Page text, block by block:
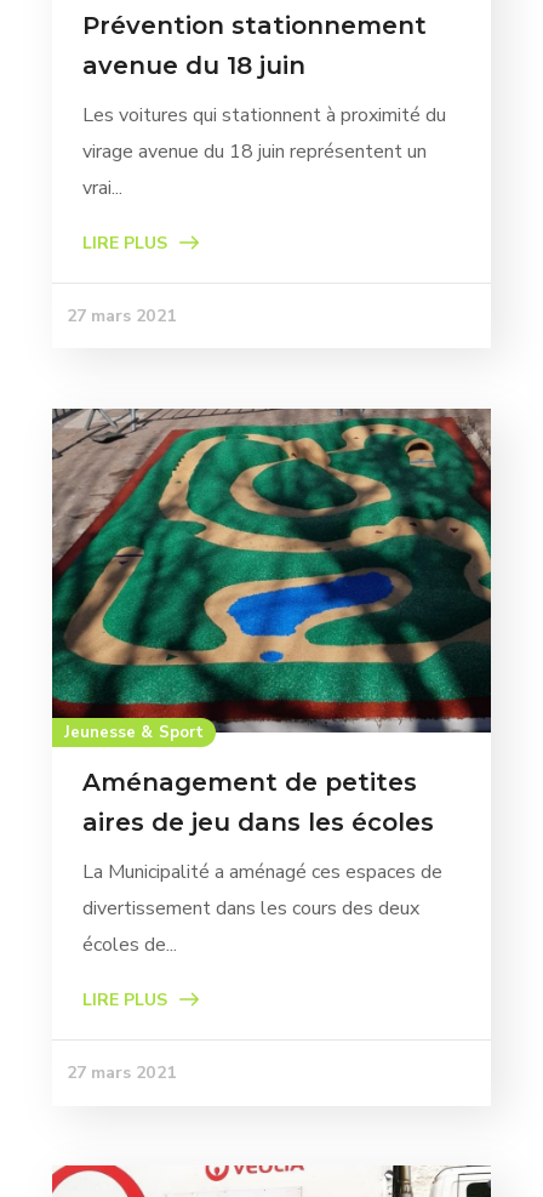
Prévention stationnement
avenue du 18 juin
Les voitures qui stationnent à proximité du
virage avenue du 18 juin représentent un
vrai...
LIRE PLUS
27 mars 2021
Jeunesse & Sport
Aménagement de petites
aires de jeu dans les écoles
La Municipalité a aménagé ces espaces de
divertissement dans les cours des deux
écoles de...
LIRE PLUS
27 mars 2021